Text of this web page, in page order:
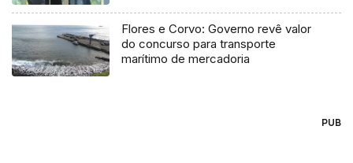
Flores e Corvo: Governo revê valor
do concurso para transporte
marítimo de mercadoria
PUB